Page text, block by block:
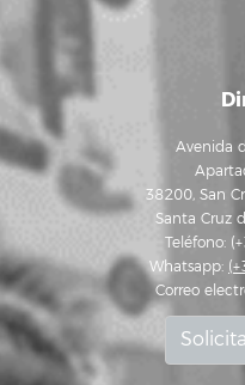
Avenida
38200, San
Santa Cruz
Teléfono:
Whatsapp:
Correo